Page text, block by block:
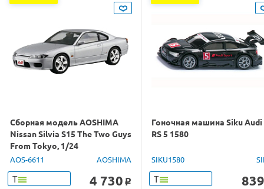
Сборная модель AOSHIMA
Nissan Silvia S15 The Two Guys
From Tokyo, 1/24
AOS-6611 AOSHIMA
Т 4 730 o
Гоночная машина Siku Audi
RS 5 1580
SIKU1580
Т 839